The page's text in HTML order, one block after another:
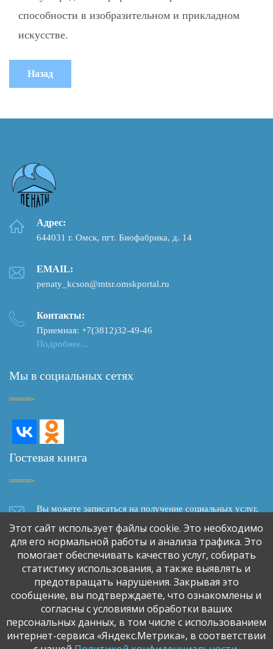
способности в изобразительном и прикладном
искусстве.
Адрес:
644031 г. Омск, пгт. Биофабрика, д. 14
EMAIL:
penaty_kcson@mtsr.omskportal.ru
Контакты:
Приемная: +7(3812)32-49-46
Подробнее...
Мы в социальных сетях
Гостевая книга
Вы можете записаться на получение социальных услуг,
задать вопрос, написать отзыв о качестве социального
обслуживания, сделать предложение о сотрудничестве,
используя форму обратной связи
Обратная связь
Этот сайт использует файлы cookie. Это необходимо
для его нормальной работы и анализа трафика. Это
помогает обеспечивать качество услуг, собирать
статистику использования, а также выявлять и
предотвращать нарушения. Закрывая это
сообщение, вы подтверждаете, что ознакомлены и
согласны с условиями обработки ваших
персональных данных, в том числе с использованием
интернет-сервиса «Яндекс.Метрика», в соответствии